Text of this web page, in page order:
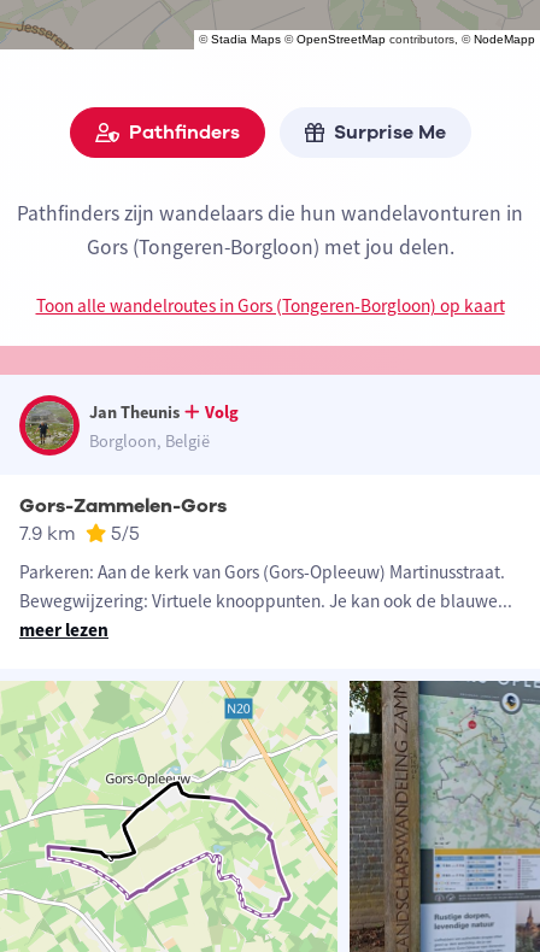
©Stadia Maps ©OpenStreetMap contributors, ©NodeMapp
Pathfinders Surprise Me
Pathfinders zijn wandelaars die hun wandelavonturen in
Gors (Tongeren-Borgloon) met jou delen.
Toon alle wandelroutes in Gors (Tongeren-Borgloon) op kaart
Jan Theunis
Volg
Borgloon, België
Gors-Zammelen-Gors
7.9 km 5/5
Parkeren: Aan de kerk van Gors (Gors-Opleeuw) Martinusstraat.
Bewegwijzering: Virtuele knooppunten. Je kan ook de blauwe...
meer lezen